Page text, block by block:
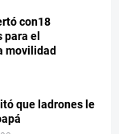
con18
el
movilidad
que ladrones le